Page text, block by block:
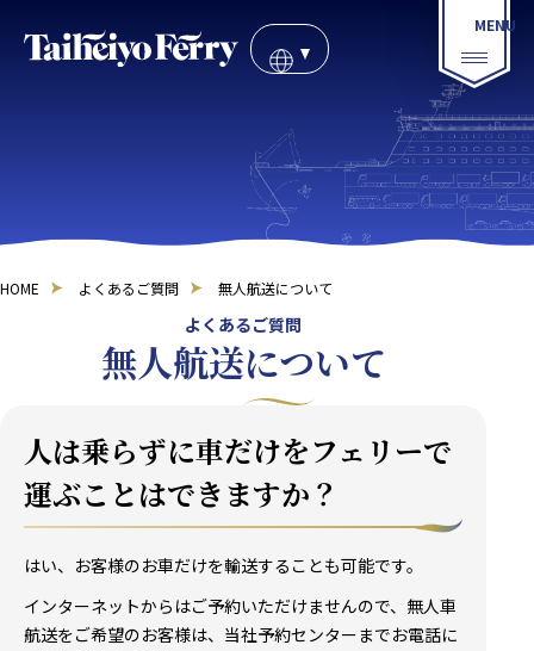
HOME よくあるご質問 無人航送について
よくあるご質問
無人航送について
人は乗らずに車だけをフェリーで
運ぶことはできますか？
はい、お客様のお車だけを輸送することも可能です。
インターネットからはご予約いただけませんので、無人車
航送をご希望のお客様は、当社予約センターまでお電話に